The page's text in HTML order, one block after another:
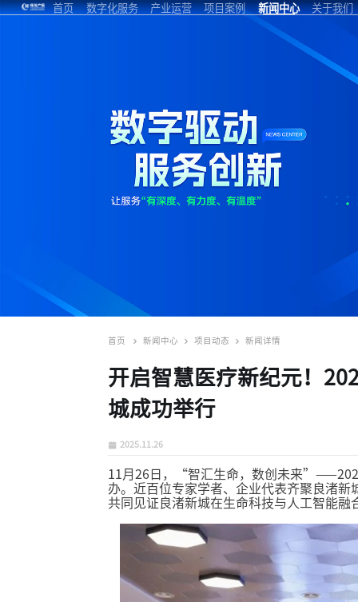
首页 数字化服务
云助擎天-物联
网
产业运营 项目案例
未来社区
新闻中心
公司新闻
关于我们
联系我们
加入我们
首页 新闻中心 项目动态 新闻详情
开启智慧医疗新纪元！
城成功举行
2025.11.26
11月26日，“智汇生命，数创未来
办。近百位专家学者、企业代表齐聚良渚
共同见证良渚新城在生命科技与人工智能融